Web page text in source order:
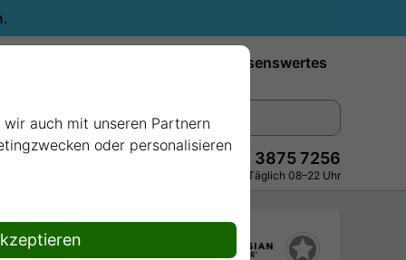
Wissenswertes
+49 228 3875 7256
Persönlich · Kostenlos · Täglich 08–22 Uhr
auch mit unseren Partnern
oder personalisieren